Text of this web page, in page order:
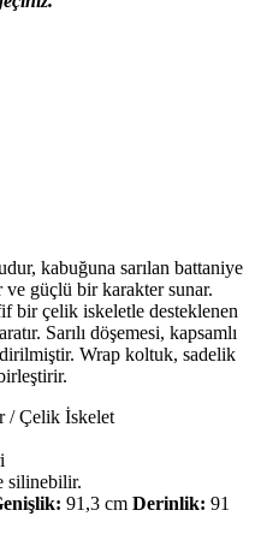
kabuğuna sarılan battaniye
güçlü bir karakter sunar.
bir çelik iskeletle desteklenen
Sarılı döşemesi, kapsamlı
Wrap koltuk, sadelik
/ Çelik İskelet
silinebilir.
91,3 cm Derinlik: 91